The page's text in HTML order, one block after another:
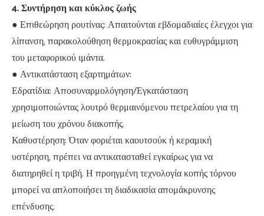
4. Συντήρηση και κύκλος ζωής
● Επιθεώρηση ρουτίνας: Απαιτούνται εβδομαδιαίες έλεγχοι για
λίπανση, παρακολούθηση θερμοκρασίας και ευθυγράμμιση
του μεταφορικού ιμάντα.
● Αντικατάσταση εξαρτημάτων:
Εδρατίδια: Αποσυναρμολόγηση/Εγκατάσταση
χρησιμοποιώντας λουτρό θερμαινόμενου πετρελαίου για τη
μείωση του χρόνου διακοπής.
Καθυστέρηση: Όταν φοριέται καουτσούκ ή κεραμική
υστέρηση, πρέπει να αντικατασταθεί εγκαίρως για να
διατηρηθεί η τριβή. Η προηγμένη τεχνολογία κοπής τόρνου
μπορεί να απλοποιήσει τη διαδικασία απομάκρυνσης
επένδυσης.